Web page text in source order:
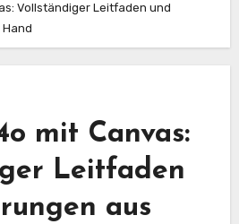
Vollständiger Leitfaden und
mit Canvas:
Leitfaden
aus